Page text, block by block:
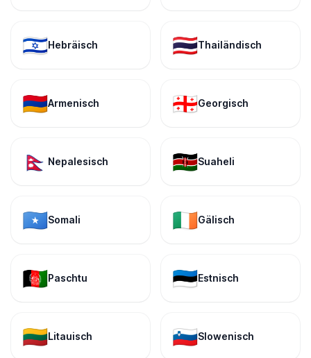
🇮🇱Hebräisch 🇹🇭Thailändisch
🇦🇲Armenisch 🇬🇪Georgisch
🇳🇵 Nepalesisch 🇰🇪Suaheli
🇸🇴Somali 🇮🇪Gälisch
🇦🇫Paschtu 🇪🇪Estnisch
🇱🇹Litauisch 🇸🇮Slowenisch